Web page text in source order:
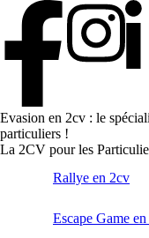
Evasion en 2cv : le
particuliers !
La 2CV pour les
Rallye en 2cv
Escape Game